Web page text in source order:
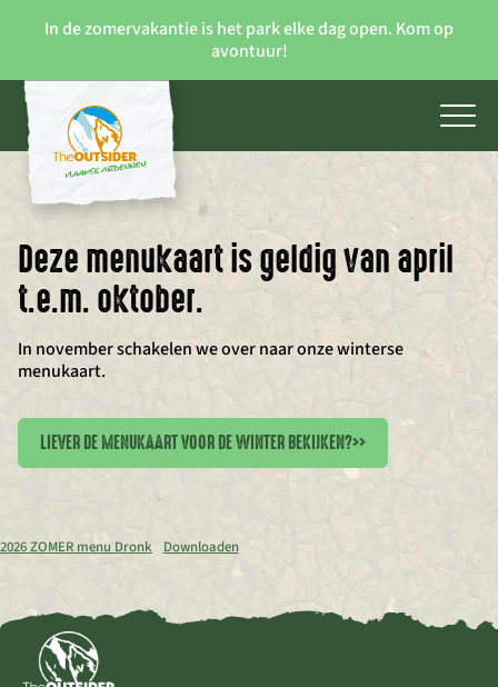
In de zomervakantie is het park elke dag open. Kom op
avontuur!
Deze menukaart is geldig van april
t.e.m. oktober.
In november schakelen we over naar onze winterse
menukaart.
LIEVER DE MENUKAART VOOR DE WINTER BEKIJKEN?>>
2026 ZOMER menu Dronk Downloaden